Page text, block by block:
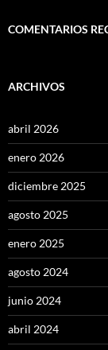
COMENTARIOS
ARCHIVOS
abril 2026
enero 2026
diciembre 2025
agosto 2025
enero 2025
agosto 2024
junio 2024
abril 2024